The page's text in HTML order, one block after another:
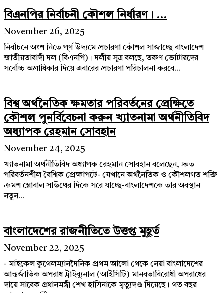
বিএনপির নির্বাচনী কৌশল নির্ধারণ। ...
November 26, 2025
নির্বাচনে অংশ নিতে পূর্ণ উদ্যমে প্রচারণা কৌশল সাজাচ্ছে বাংলাদেশ
জাতীয়তাবাদী দল (বিএনপি)। দলীয় সূত্র বলছে, তরুণ ভোটারদের
সর্বোচ্চ অগ্রাধিকার দিয়ে এবারের প্রচারণা পরিচালনা করবে...
বিশ্ব অর্থনৈতিক ক্ষমতার পরিবর্তনের প্রেক্ষিতে
কৌশল পুনর্বিবেচনা করুন খ্যাতনামা অর্থনীতিবিদ
অধ্যাপক রেহমান সোবহান
November 24, 2025
খ্যাতনামা অর্থনীতিবিদ অধ্যাপক রেহমান সোবহান বলেছেন, দ্রুত
পরিবর্তনশীল বৈশ্বিক প্রেক্ষাপটে- যেখানে অর্থনৈতিক ও কৌশলগত শক্তি
ক্রমশ গ্লোবাল সাউথের দিকে সরে যাচ্ছে-বাংলাদেশকে তার অবস্থান
নতুন...
বাংলাদেশের রাজনীতিতে উত্তপ্ত মুহূর্ত
November 22, 2025
- মাইকেল কুগেলম্যানদৈনিক প্রথম আলো থেকে নেয়া বাংলাদেশের
আন্তর্জাতিক অপরাধ ট্রাইব্যুনাল (আইসিটি) মানবতাবিরোধী অপরাধের
দায়ে সাবেক প্রধানমন্ত্রী শেখ হাসিনাকে মৃত্যুদণ্ড দিয়েছে। গত বছর